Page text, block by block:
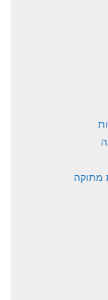
מתוקה